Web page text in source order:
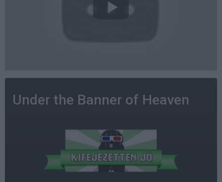
Under the Banner of Heaven